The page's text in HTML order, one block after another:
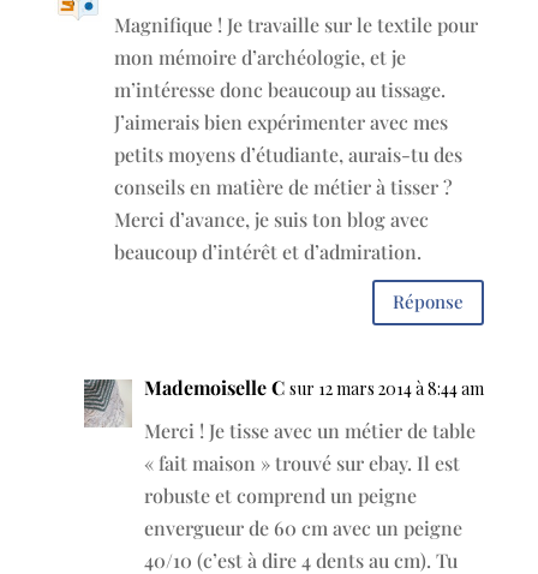
Magnifique ! Je travaille sur le textile pour
mon mémoire d’archéologie, et je
m’intéresse donc beaucoup au tissage.
J’aimerais bien expérimenter avec mes
petits moyens d’étudiante, aurais-tu des
conseils en matière de métier à tisser ?
Merci d’avance, je suis ton blog avec
beaucoup d’intérêt et d’admiration.
Réponse
Mademoiselle C sur 12 mars 2014 à 8:44 am
Merci ! Je tisse avec un métier de table
« fait maison » trouvé sur ebay. Il est
robuste et comprend un peigne
envergueur de 60 cm avec un peigne
40/10 (c’est à dire 4 dents au cm). Tu